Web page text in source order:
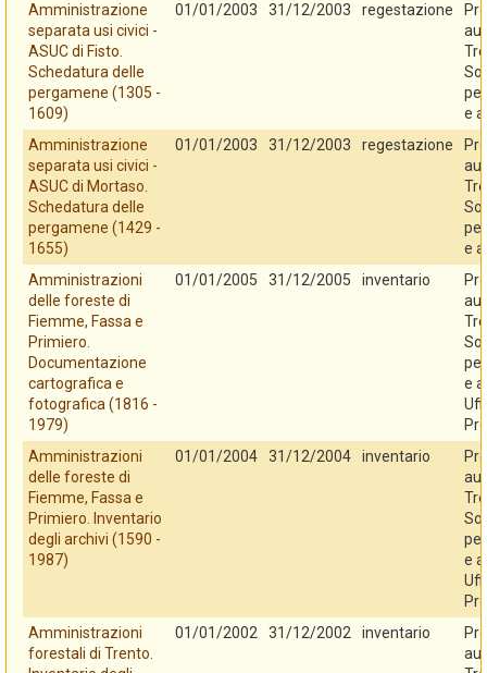
Amministrazione
separata usi civici -
ASUC di Fisto.
Schedatura delle
pergamene (1305 -
1609)
01/01/2003 31/12/2003 regestazione
e
Amministrazione
separata usi civici -
ASUC di Mortaso.
Schedatura delle
pergamene (1429 -
1655)
01/01/2003 31/12/2003 regestazione
e
Amministrazioni
delle foreste di
Fiemme, Fassa e
Primiero.
Documentazione
cartografica e
fotografica (1816 -
1979)
01/01/2005 31/12/2005 inventario
e
Amministrazioni
delle foreste di
Fiemme, Fassa e
Primiero. Inventario
degli archivi (1590 -
1987)
01/01/2004 31/12/2004 inventario
e
Amministrazioni
forestali di Trento.
01/01/2002 31/12/2002 inventario